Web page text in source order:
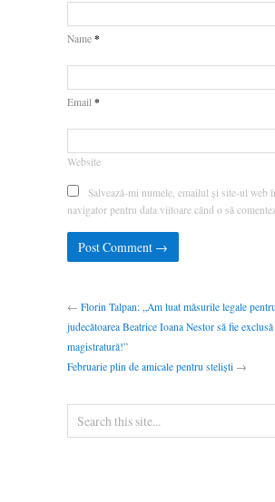
Name *
Email *
Website
Salvează-mi numele, emailul și site-ul web
navigator pentru data viitoare când o să
← Florin Talpan: „Am luat măsurile legale
judecătoarea Beatrice Ioana Nestor să fie
magistratură!”
Februarie plin de amicale pentru steliști →